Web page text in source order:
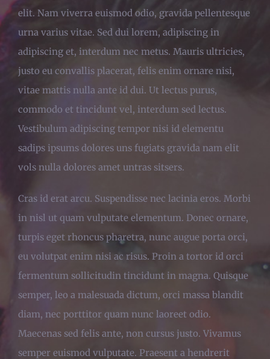
elit. Nam viverra euismod odio, gravida pellentesque
urna varius vitae. Sed dui lorem, adipiscing in
adipiscing et, interdum nec metus. Mauris ultricies,
justo eu convallis placerat, felis enim ornare nisi,
vitae mattis nulla ante id dui. Ut lectus purus,
commodo et tincidunt vel, interdum sed lectus.
Vestibulum adipiscing tempor nisi id elementu
sadips ipsums dolores uns fugiats gravida nam elit
vols nulla dolores amet untras sitsers.
Cras id erat arcu. Suspendisse nec lacinia eros. Morbi
in nisl ut quam vulputate elementum. Donec ornare,
turpis eget rhoncus pharetra, nunc augue porta orci,
eu volutpat enim nisi ac risus. Proin a tortor id orci
fermentum sollicitudin tincidunt in magna. Quisque
semper, leo a malesuada dictum, orci massa blandit
diam, nec porttitor quam nunc laoreet odio.
Maecenas sed felis ante, non cursus justo. Vivamus
semper euismod vulputate. Praesent a hendrerit